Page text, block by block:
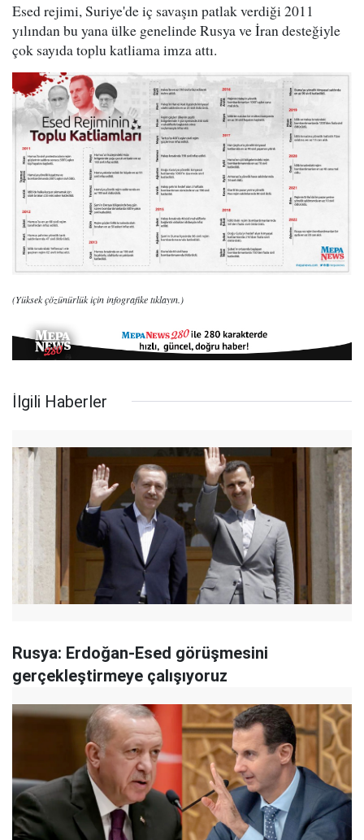
Esed rejimi, Suriye'de iç savaşın patlak verdiği 2011
yılından bu yana ülke genelinde Rusya ve İran desteğiyle
çok sayıda toplu katliama imza attı.
(Yüksek çözünürlük için infografike tıklayın.)
İlgili Haberler
Rusya: Erdoğan-Esed görüşmesini
gerçekleştirmeye çalışıyoruz